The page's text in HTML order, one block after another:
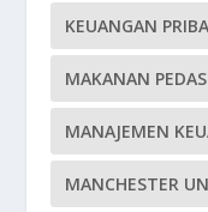
KEUANGAN
MAKANAN PEDAS
MANAJEMEN
MANCHESTER